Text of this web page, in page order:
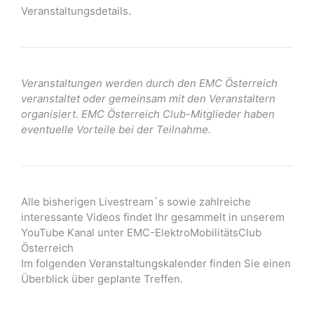
Veranstaltungsdetails.
Veranstaltungen werden durch den EMC Österreich
veranstaltet oder gemeinsam mit den Veranstaltern
organisiert. EMC Österreich Club-Mitglieder haben
eventuelle Vorteile bei der Teilnahme.
Alle bisherigen Livestream`s sowie zahlreiche
interessante Videos findet Ihr gesammelt in unserem
YouTube Kanal unter EMC-ElektroMobilitätsClub
Österreich
Im folgenden Veranstaltungskalender finden Sie einen
Überblick über geplante Treffen.